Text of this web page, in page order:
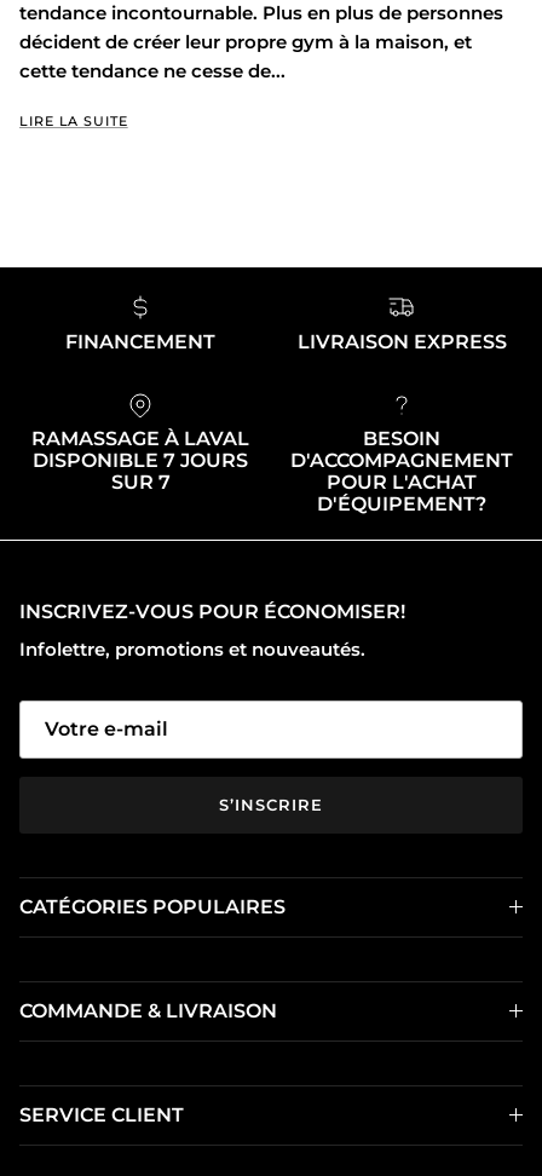
tendance incontournable. Plus en plus de personnes
décident de créer leur propre gym à la maison, et
cette tendance ne cesse de...
LIRE LA SUITE
FINANCEMENT LIVRAISON EXPRESS
RAMASSAGE À LAVAL
DISPONIBLE 7 JOURS
SUR 7
BESOIN
D'ACCOMPAGNEMENT
POUR L'ACHAT
D'ÉQUIPEMENT?
INSCRIVEZ-VOUS POUR ÉCONOMISER!
Infolettre, promotions et nouveautés.
S’INSCRIRE
CATÉGORIES POPULAIRES
COMMANDE & LIVRAISON
SERVICE CLIENT